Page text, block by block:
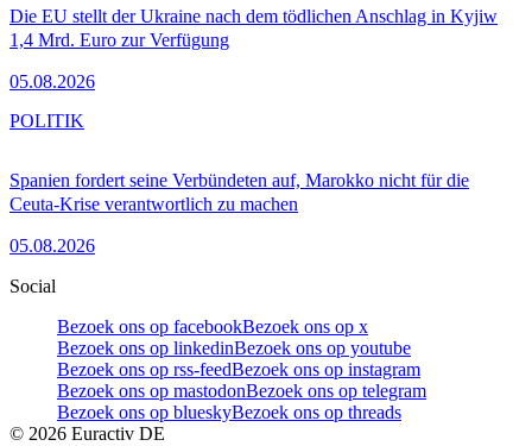
Die EU stellt der Ukraine nach dem tödlichen Anschlag in Kyjiw
1,4 Mrd. Euro zur Verfügung
05.08.2026
Spanien fordert seine Verbündeten auf, Marokko nicht für die
Ceuta-Krise verantwortlich zu machen
05.08.2026
POLITIK
Social
Bezoek ons op facebookBezoek ons op x
Bezoek ons op linkedinBezoek ons op youtube
Bezoek ons op rss-feedBezoek ons op instagram
Bezoek ons op mastodonBezoek ons op telegram
Bezoek ons op blueskyBezoek ons op threads
© 2026 Euractiv DE